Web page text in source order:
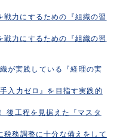
力にするための『組織の習
力にするための『組織の習
が実践している『経理の実
入力ゼロ』を目指す実践的
工程を見据えた『マスタ
務調整に十分な備えをして